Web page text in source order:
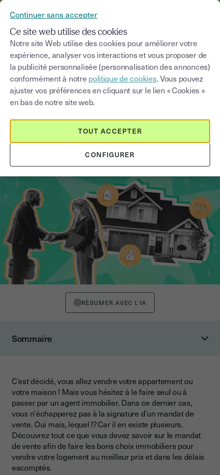
Blog
Choisir une catégorie Saisissez un terme
Tout savoir sur le mandat de vente
RÉSUMER AVEC L'IA
Sommaire
Le mandat simple de vente
Le mandat exclusif de vente
Le mandat semi-exclusif
Que contient un mandat de vente ?
Les mentions obligatoires communes
Les mentions facultatives
C’est décidé, vous allez vendre votre appartement ou
votre maison ! Mais vous hésitez à le faire seul ou à
passer par un agent immobilier. Dans ce dernier cas,
vous n'échapperez pas à la signature d’un mandat de
vente. Oui mais, lequel !? Car il en existe plusieurs.
Découvrez tout ce que vous devez savoir sur le mandat
de vente afin de faire les bons choix immobiliers pour
vendre votre logement au meilleur prix et dans les délais
escomptés.
Continuer sans accepter
Ce site web utilise des cookies
Notre site Web utilise des cookies pour améliorer votre
expérience, analyser vos interactions et vous proposer de
la publicité personnalisée (personnalisation des annonces)
conformément à notre politique de cookies. Vous pouvez
ajuster vos préférences en cliquant sur le lien « Cookies »
en bas de notre site web.
CONFIGURER
TOUT ACCEPTER